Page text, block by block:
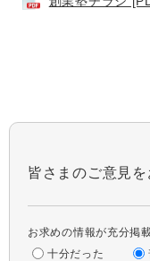
皆さまのご意見
お求めの情報が充分掲
十分だった